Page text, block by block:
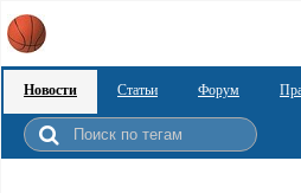
Новости Статьи Форум